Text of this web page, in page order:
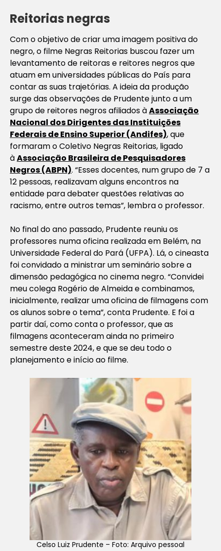
Reitorias negras
Com o objetivo de criar uma imagem positiva do
negro, o filme Negras Reitorias buscou fazer um
levantamento de reitoras e reitores negros que
atuam em universidades públicas do País para
contar as suas trajetórias. A ideia da produção
surge das observações de Prudente junto a um
grupo de reitores negros afiliados àAssociação
Nacional dos Dirigentes das Instituições
Federais de Ensino Superior (Andifes), que
formaram oColetivo Negras Reitorias, ligado
àAssociação Brasileira de Pesquisadores
Negros (ABPN). “Esses docentes, num grupo de 7 a
12 pessoas, realizavam alguns encontros na
entidade para debater questões relativas ao
racismo, entre outros temas”, lembra o professor.
No final do ano passado, Prudente reuniu os
professores numa oficina realizada em Belém, na
Universidade Federal do Pará (UFPA). Lá, o cineasta
foi convidado a ministrar um seminário sobre a
dimensão pedagógica no cinema negro. “Convidei
meu colega Rogério de Almeida e combinamos,
inicialmente, realizar uma oficina de filmagens com
os alunos sobre o tema”, conta Prudente. E foi a
partir daí, como conta o professor, que as
filmagens aconteceram ainda no primeiro
semestre deste 2024, e que se deu todo o
planejamento e início ao filme.
Celso Luiz Prudente – Foto: Arquivo pessoal